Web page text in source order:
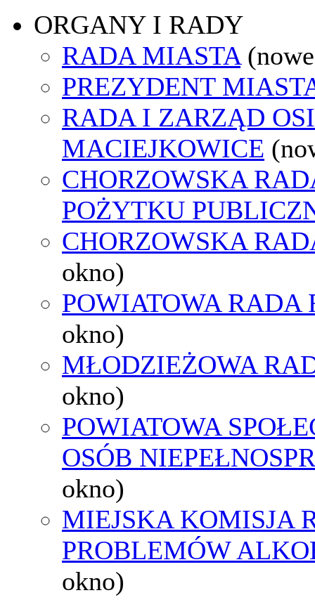
ORGANY I RADY
RADA MIASTA
PREZYDENT
RADA I ZARZĄD
MACIEJKOWICE
CHORZOWSKA
POŻYTKU
CHORZOWSKA
okno)
POWIATOWA RADA
okno)
MŁODZIEŻOWA
okno)
POWIATOWA
OSÓB
okno)
MIEJSKA KOMISJA
PROBLEMÓW
okno)